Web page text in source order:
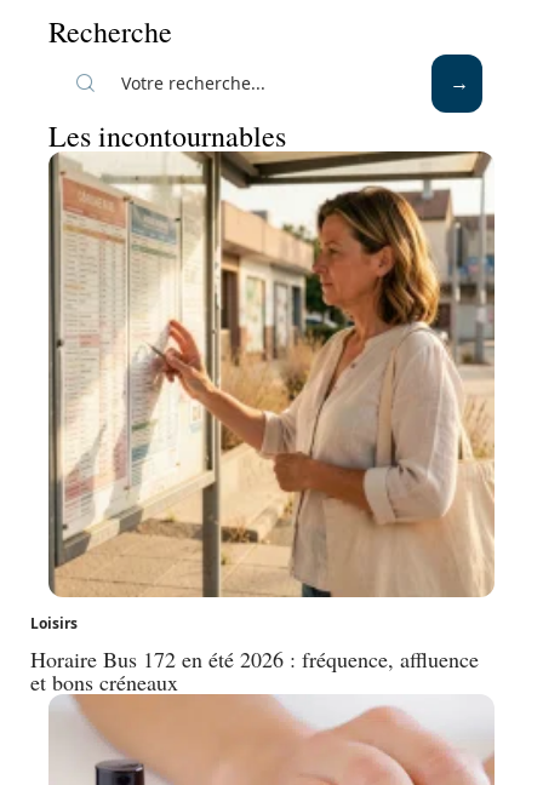
Recherche
Les incontournables
Loisirs
Horaire Bus 172 en été 2026 : fréquence, affluence
et bons créneaux